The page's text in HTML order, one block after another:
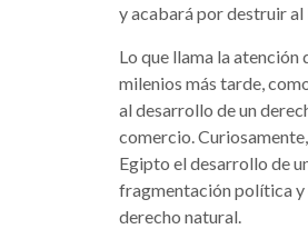
y acabará por destruir al
Lo que llama la
milenios más tarde,
al desarrollo de un
comercio.
Egipto el desarrollo de
fragmentación política y
derecho natural.